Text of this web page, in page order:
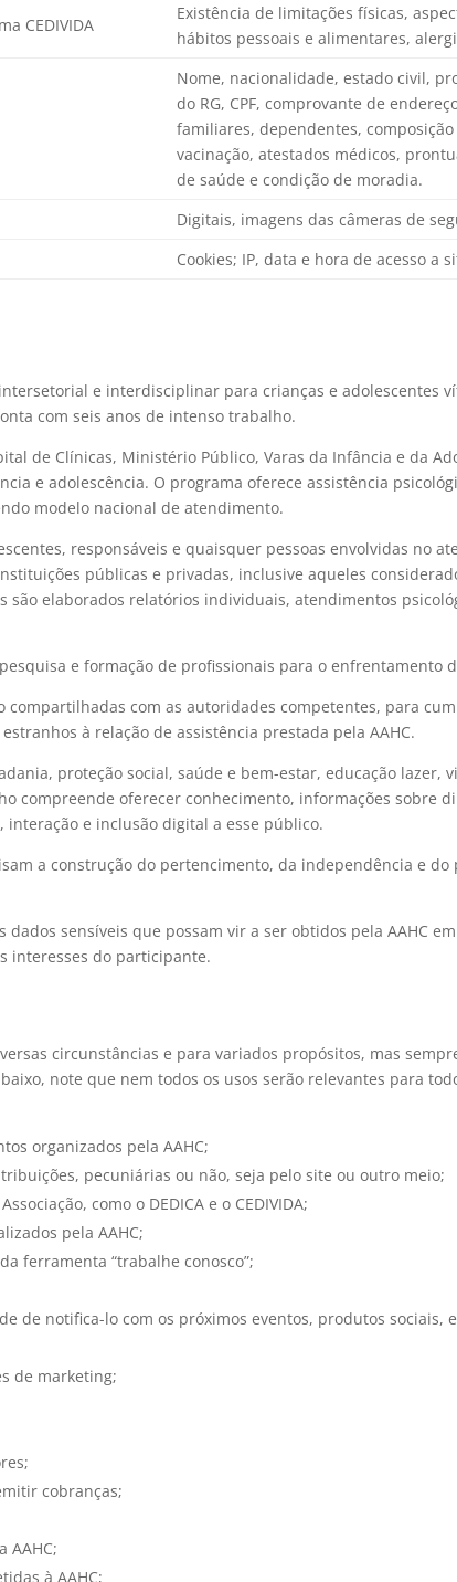
CEDIVIDA
Existência de limitações físicas,
hábitos pessoais e alimentares,
Nome, nacionalidade, estado civil,
do RG, CPF, comprovante de
familiares, dependentes,
vacinação, atestados médicos,
de saúde e condição de moradia.
Digitais, imagens das câmeras de
Cookies; IP, data e hora de acesso a
e interdisciplinar para crianças e adolescentes
com seis anos de intenso trabalho.
de Clínicas, Ministério Público, Varas da Infância e da
e adolescência. O programa oferece assistência
modelo nacional de atendimento.
responsáveis e quaisquer pessoas envolvidas no
públicas e privadas, inclusive aqueles
elaborados relatórios individuais, atendimentos
e formação de profissionais para o enfrentamento
compartilhadas com as autoridades competentes, para
à relação de assistência prestada pela AAHC.
proteção social, saúde e bem-estar, educação
compreende oferecer conhecimento, informações sobre
interação e inclusão digital a esse público.
a construção do pertencimento, da independência e
sensíveis que possam vir a ser obtidos pela AAHC
interesses do participante.
circunstâncias e para variados propósitos, mas
note que nem todos os usos serão relevantes para
organizados pela AAHC;
pecuniárias ou não, seja pelo site ou outro meio;
como o DEDICA e o CEDIVIDA;
pela AAHC;
ferramenta “trabalhe conosco”;
de notifica-lo com os próximos eventos, produtos sociais,
de marketing;
cobranças;
AAHC;
à AAHC;